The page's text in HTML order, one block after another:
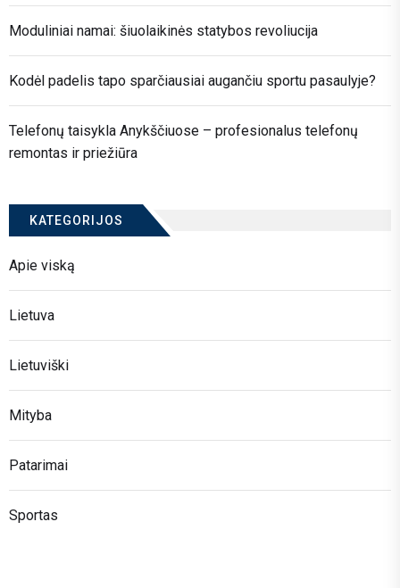
Moduliniai namai: šiuolaikinės statybos revoliucija
Kodėl padelis tapo sparčiausiai augančiu sportu pasaulyje?
Telefonų taisykla Anykščiuose – profesionalus telefonų
remontas ir priežiūra
KATEGORIJOS
Apie viską
Lietuva
Lietuviški
Mityba
Patarimai
Sportas